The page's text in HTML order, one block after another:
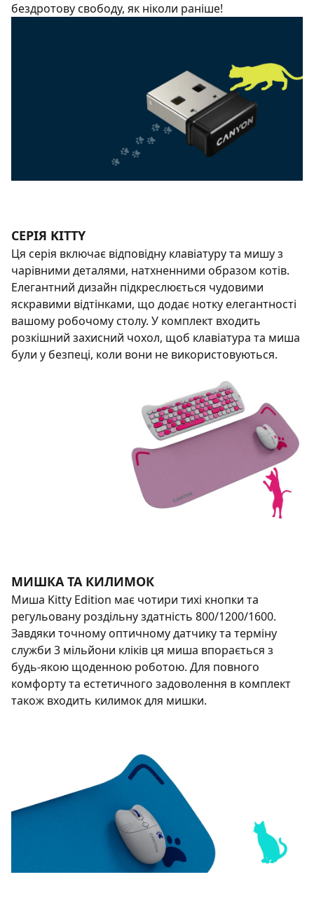
бездротову свободу, як ніколи раніше!
СЕРІЯ KITTY
Ця серія включає відповідну клавіатуру та мишу з
чарівними деталями, натхненними образом котів.
Елегантний дизайн підкреслюється чудовими
яскравими відтінками, що додає нотку елегантності
вашому робочому столу. У комплект входить
розкішний захисний чохол, щоб клавіатура та миша
були у безпеці, коли вони не використовуються.
МИШКА ТА КИЛИМОК
Миша Kitty Edition має чотири тихі кнопки та
регульовану роздільну здатність 800/1200/1600.
Завдяки точному оптичному датчику та терміну
служби 3 мільйони кліків ця миша впорається з
будь-якою щоденною роботою. Для повного
комфорту та естетичного задоволення в комплект
також входить килимок для мишки.